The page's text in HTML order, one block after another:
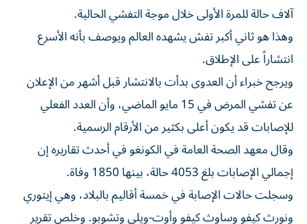
آلاف حالة للمرة الأولى خلال موجة ​التفشي ⁠الحالية.
وهذا هو ثاني أكبر تفش ‌يشهده العالم ويوصف ‌بأنه الأسرع
انتشاراً على الإطلاق.
ويرجح خبراء أن العدوى بدأت بالانتشار قبل أشهر من الإعلان
عن تفشي ‌المرض في 15 مايو الماضي، وأن العدد الفعلي
⁠للإصابات قد يكون أعلى بكثير من الأرقام الرسمية.
وقال معهد الصحة العامة في الكونغو في أحدث تقاريره إن
إجمالي الإصابات بلغ 4053 حالة، بينها 1850 وفاة.
وسجلت حالات الإصابة في خمسة ​أقاليم بالبلاد، وهي إيتوري
ونورث كيفو وساوث كيفو ‌وأوت-ويلي وتشوبو. وخلص تقرير